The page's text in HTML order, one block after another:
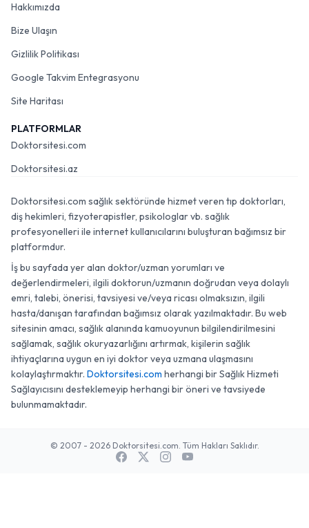
Hakkımızda
Bize Ulaşın
Gizlilik Politikası
Google Takvim Entegrasyonu
Site Haritası
PLATFORMLAR
Doktorsitesi.com
Doktorsitesi.az
Doktorsitesi.com sağlık sektöründe hizmet veren tıp doktorları,
diş hekimleri, fizyoterapistler, psikologlar vb. sağlık
profesyonelleri ile internet kullanıcılarını buluşturan bağımsız bir
platformdur.
İş bu sayfada yer alan doktor/uzman yorumları ve
değerlendirmeleri, ilgili doktorun/uzmanın doğrudan veya dolaylı
emri, talebi, önerisi, tavsiyesi ve/veya ricası olmaksızın, ilgili
hasta/danışan tarafından bağımsız olarak yazılmaktadır. Bu web
sitesinin amacı, sağlık alanında kamuoyunun bilgilendirilmesini
sağlamak, sağlık okuryazarlığını artırmak, kişilerin sağlık
ihtiyaçlarına uygun en iyi doktor veya uzmana ulaşmasını
kolaylaştırmaktır. Doktorsitesi.com herhangi bir Sağlık Hizmeti
Sağlayıcısını desteklemeyip herhangi bir öneri ve tavsiyede
bulunmamaktadır.
© 2007 - 2026 Doktorsitesi.com. Tüm Hakları Saklıdır.